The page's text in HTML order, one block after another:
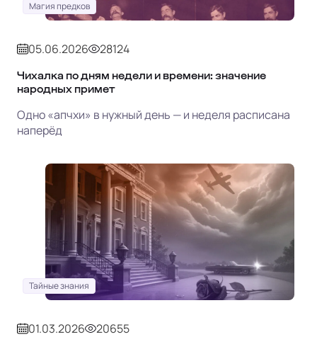
Магия предков
05.06.2026 28124
Чихалка по дням недели и времени: значение
народных примет
Одно «апчхи» в нужный день — и неделя расписана
наперёд
Тайные знания
01.03.2026 20655